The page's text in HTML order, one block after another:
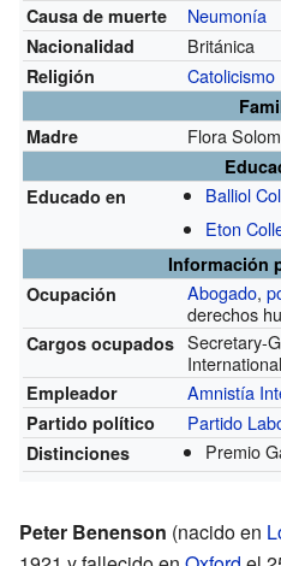
Causa de muerte Neumonía
Nacionalidad Británica
Religión Catolicismo
Madre
Flora
Educado en
Balliol
Eton
Información
Ocupación
Abogado,
derechos
Cargos ocupados Secretary-
International
Empleador Amnistía
Partido político Partido
Distinciones Premio
Peter Benenson (nacido en